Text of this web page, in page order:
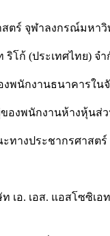
สตร์ จุฬาลงกรณ์มหาวิ
โก้ (ประเทศไทย) จ
งพนักงานธนาคาร
งพนักงานห้างหุ้นส่
างประชากรศาสตร์
เอ. เอส. แอสโซซิ